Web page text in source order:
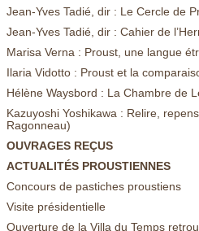
Jean-Yves Tadié, dir : Le Cercle de
Jean-Yves Tadié, dir : Cahier de
Marisa Verna : Proust, une langue
Ilaria Vidotto : Proust et la
Hélène Waysbord : La Chambre de
Kazuyoshi Yoshikawa : Relire,
Ragonneau)
OUVRAGES REÇUS
ACTUALITÉS PROUSTIENNES
Concours de pastiches proustiens
Visite présidentielle
Ouverture de la Villa du Temps